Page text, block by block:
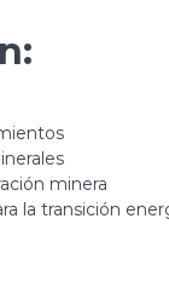
minera
la transición